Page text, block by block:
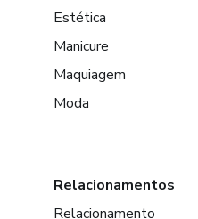
Estética
Manicure
Maquiagem
Moda
Relacionamentos
Relacionamento